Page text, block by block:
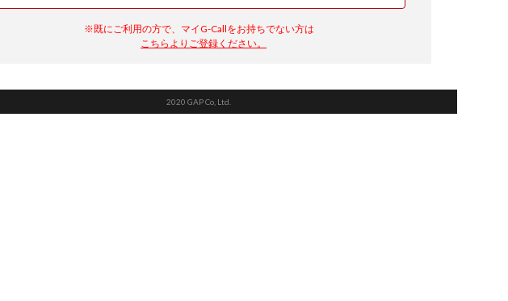
※既にご利用の方で、マイG-Callをお持ちでない方は
こちらよりご登録ください。
2020 GAP Co, Ltd.